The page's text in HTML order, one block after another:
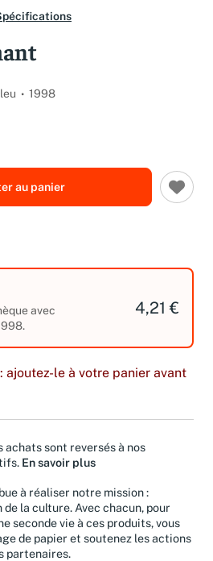
1998
au panier
avec
4,21 €
ajoutez-le à votre panier avant
achats sont reversés à nos
En savoir plus
à réaliser notre mission :
la culture. Avec chacun, pour
seconde vie à ces produits, vous
de papier et soutenez les actions
partenaires.